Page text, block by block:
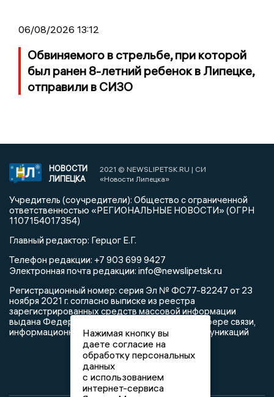
06/08/2026 13:12
Обвиняемого в стрельбе, при которой
был ранен 8-летний ребенок в Липецке,
отправили в СИЗО
НОВОСТИ
ЛИПЕЦКА
2021 © NEWSLIPETSK.RU | СИ
«Новости Липецка»
Учредитель (соучредители): Общество с ограниченной
ответственностью «РЕГИОНАЛЬНЫЕ НОВОСТИ» (ОГРН
1107154017354)
Главный редактор: Герцог Е.Г.
Телефон редакции: +7 903 699 9427
Электронная почта редакции: info@newslipetsk.ru
Регистрационный номер: серия Эл № ФС77-82247 от 23
ноября 2021 г. согласно выписке из реестра
зарегистрированных средств массовой информации
выдана Федеральной службой по надзору в сфере связи,
информационных технологий и массовых коммуникаций
Нажимая кнопку вы
даете согласие на
обработку персональных
данных
с использованием
интернет-сервиса